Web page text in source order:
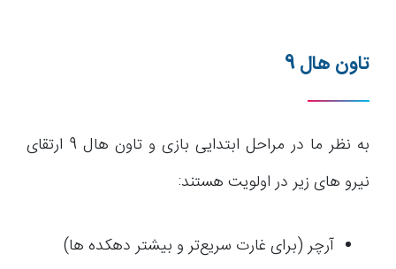
تاون هال 9
به نظر ما در مراحل ابتدایی بازی و تاون هال 9 ارتقای
نیرو های زیر در اولویت هستند:
آرچر (برای غارت سریع‌تر و بیشتر دهکده ها)